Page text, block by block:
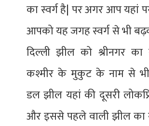
का स्वर्ग है| पर अगर आप यहां
आपको यह जगह स्वर्ग से भी
दिल्ली झील को श्रीनगर
कश्मीर के मुकुट के नाम से
डल झील यहां की दूसरी
और इससे पहले वाली झील का